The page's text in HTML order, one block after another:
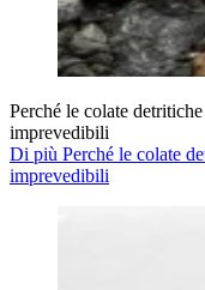
Perché le colate
imprevedibili
Di più Perché le colate
imprevedibili